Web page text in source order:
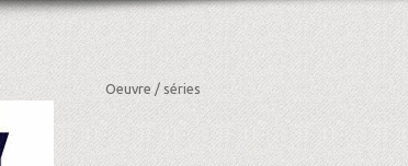
Oeuvre / séries